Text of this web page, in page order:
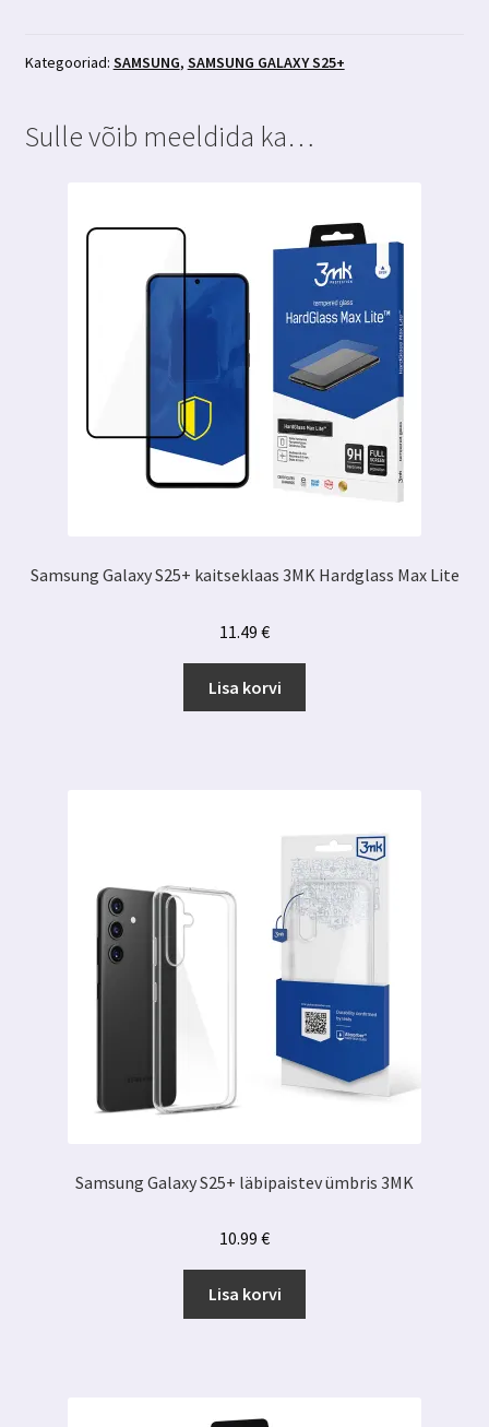
Magsafe-
3MK
Kategooriad: SAMSUNG, SAMSUNG GALAXY S25+
Sulle võib meeldida ka…
Samsung Galaxy S25+ kaitseklaas 3MK Hardglass Max Lite
11.49 €
Lisa korvi
Samsung Galaxy S25+ läbipaistev ümbris 3MK
10.99 €
Lisa korvi